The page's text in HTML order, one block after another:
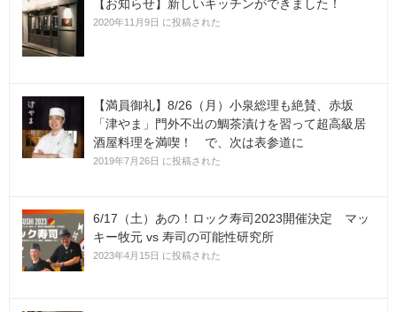
【お知らせ】新しいキッチンができました！
2020年11月9日 に投稿された
【満員御礼】8/26（月）小泉総理も絶賛、赤坂
「津やま」門外不出の鯛茶漬けを習って超高級居
酒屋料理を満喫！ で、次は表参道に
2019年7月26日 に投稿された
6/17（土）あの！ロック寿司2023開催決定 マッ
キー牧元 vs 寿司の可能性研究所
2023年4月15日 に投稿された